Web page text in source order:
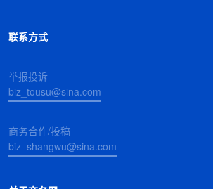
联系方式
举报投诉
biz_tousu@sina.com
商务合作/投稿
biz_shangwu@sina.com